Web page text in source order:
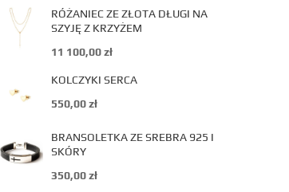
RÓŻANIEC ZE ZŁOTA DŁUGI NA
SZYJĘ Z KRZYŻEM
11 100,00zł
KOLCZYKI SERCA
550,00zł
BRANSOLETKA ZE SREBRA 925 I
SKÓRY
350,00zł